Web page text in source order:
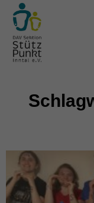
Zum
Inhalt
springen